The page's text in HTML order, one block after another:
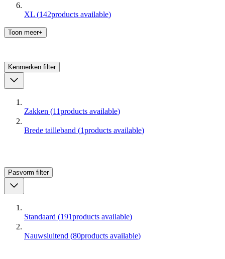
XL (142products available)
Toon meer+
Kenmerken filter
Zakken (11products available)
Brede tailleband (1products available)
Pasvorm filter
Standaard (191products available)
Nauwsluitend (80products available)